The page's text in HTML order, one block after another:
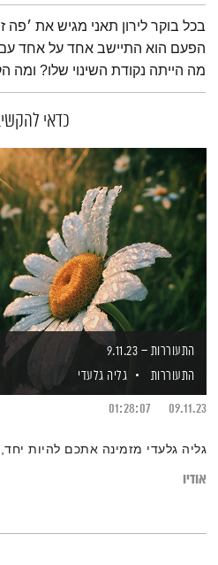
תמצית הפודקאסט
בכל בוקר לירון תאני מגיש את ׳פה
הפעם הוא התיישב אחד על אחד עם
מה הייתה נקודת השינוי שלו? ומה
כדאי
התעוררות – 9.11.23
התעוררות
גליה גלעדי
09.11.23
01:28:07
גליה גלעדי מזמינה אתכם להיות
אודיו